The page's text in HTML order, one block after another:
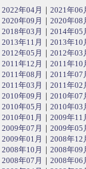
2022年04月 ｜ 2021年06
2020年09月 ｜ 2020年08
2018年03月 ｜ 2014年05
2013年11月 ｜ 2013年10
2012年05月 ｜ 2012年03
2011年12月 ｜ 2011年10
2011年08月 ｜ 2011年07
2011年03月 ｜ 2011年02
2010年09月 ｜ 2010年07
2010年05月 ｜ 2010年03
2010年01月 ｜ 2009年11
2009年07月 ｜ 2009年05
2009年01月 ｜ 2008年12
2008年10月 ｜ 2008年09
2008年07月 ｜ 2008年06